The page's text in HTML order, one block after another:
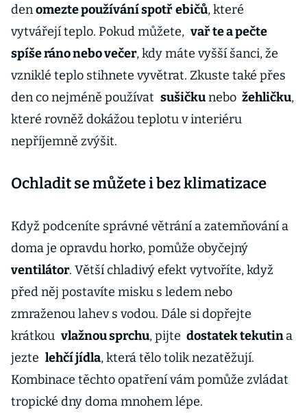
denomezte používání spotř ebičů, které
vytvářejí teplo. Pokud můžete, vař te a pečte
spíše ráno nebo večer, kdy máte vyšší šanci, že
vzniklé teplo stihnete vyvětrat. Zkuste také přes
den co nejméně používat sušičkunebo žehličku,
které rovněž dokážou teplotu v interiéru
nepříjemně zvýšit.
Ochladit se můžete i bez klimatizace
Když podceníte správné větrání a zatemňování a
doma je opravdu horko, pomůže obyčejný
ventilátor. Větší chladivý efekt vytvoříte, když
před něj postavíte misku s ledem nebo
zmraženou lahev s vodou. Dále si dopřejte
krátkou vlažnou sprchu, pijte dostatek tekutina
jezte lehčí jídla, která tělo tolik nezatěžují.
Kombinace těchto opatření vám pomůže zvládat
tropické dny doma mnohem lépe.